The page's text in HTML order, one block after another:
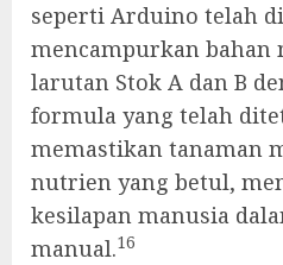
seperti Arduino telah
mencampurkan bahan
larutan Stok A dan B
formula yang telah
memastikan tanaman
nutrien yang betul,
kesilapan manusia
manual.16